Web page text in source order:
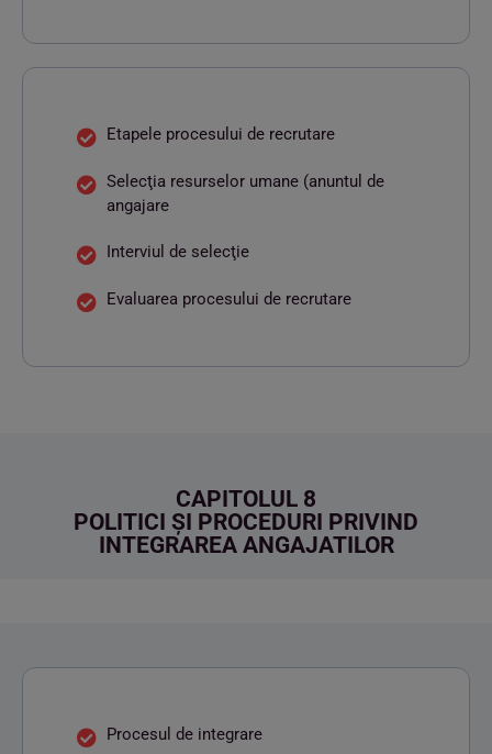
Etapele procesului de recrutare
Selecţia resurselor umane (anuntul de
angajare
Interviul de selecţie
Evaluarea procesului de recrutare
CAPITOLUL 8
POLITICI ȘI PROCEDURI PRIVIND
INTEGRAREA ANGAJATILOR
Procesul de integrare